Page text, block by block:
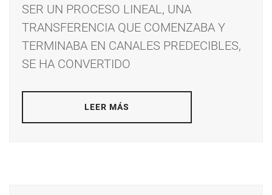
SER UN PROCESO LINEAL, UNA
TRANSFERENCIA QUE COMENZABA Y
TERMINABA EN CANALES PREDECIBLES,
SE HA CONVERTIDO
LEER MÁS